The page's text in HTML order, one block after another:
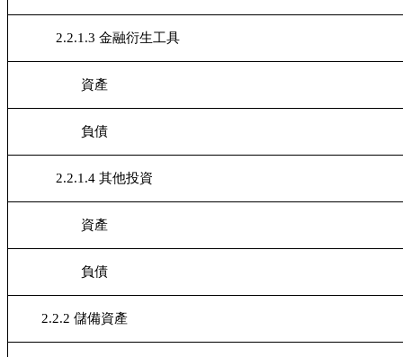
2.2.1.3 金融衍生工具
資產
負債
2.2.1.4 其他投資
資產
負債
2.2.2 儲備資產